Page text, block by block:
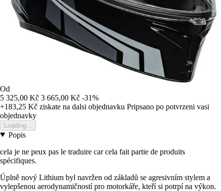
Od
5 325,00 Kč 3 665,00 Kč -31%
+183,25 Kč ziskate na dalsi objednavku Pripsano po potvrzeni vasi
objednavky
Loading...
Popis
cela je ne peux pas le traduire car cela fait partie de produits
spécifiques.
Úplně nový Lithium byl navržen od základů se agresivním stylem a
vylepšenou aerodynamičností pro motorkáře, kteří si potrpí na výkon.